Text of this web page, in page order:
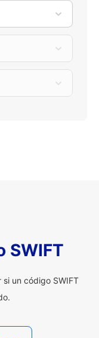
SWIFT
un código SWIFT